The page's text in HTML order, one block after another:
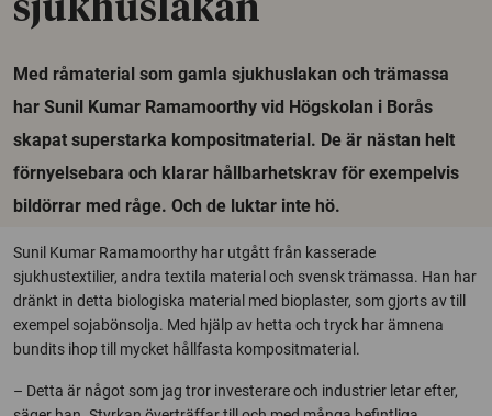
sjukhuslakan
Med råmaterial som gamla sjukhuslakan och trämassa
har Sunil Kumar Ramamoorthy vid Högskolan i Borås
skapat superstarka kompositmaterial. De är nästan helt
förnyelsebara och klarar hållbarhetskrav för exempelvis
bildörrar med råge. Och de luktar inte hö.
Sunil Kumar Ramamoorthy har utgått från kasserade
sjukhustextilier, andra textila material och svensk trämassa. Han har
dränkt in detta biologiska material med bioplaster, som gjorts av till
exempel sojabönsolja. Med hjälp av hetta och tryck har ämnena
bundits ihop till mycket hållfasta kompositmaterial.
– Detta är något som jag tror investerare och industrier letar efter,